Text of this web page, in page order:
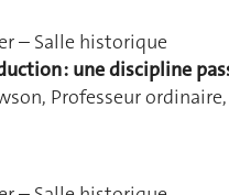
– Salle historique
: une discipline
Professeur ordinaire,